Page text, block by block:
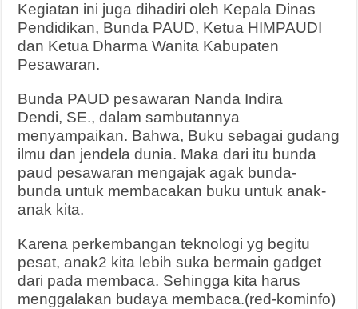
Kegiatan ini juga dihadiri oleh Kepala Dinas
Pendidikan, Bunda PAUD, Ketua HIMPAUDI
dan Ketua Dharma Wanita Kabupaten
Pesawaran.
Bunda PAUD pesawaran Nanda Indira
Dendi, SE., dalam sambutannya
menyampaikan. Bahwa, Buku sebagai gudang
ilmu dan jendela dunia. Maka dari itu bunda
paud pesawaran mengajak agak bunda-
bunda untuk membacakan buku untuk anak-
anak kita.
Karena perkembangan teknologi yg begitu
pesat, anak2 kita lebih suka bermain gadget
dari pada membaca. Sehingga kita harus
menggalakan budaya membaca.(red-kominfo)